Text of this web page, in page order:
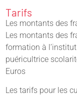
Tarifs
Les montants des
Les montants des
formation à
puéricultrice
Euros
Les tarifs pour les